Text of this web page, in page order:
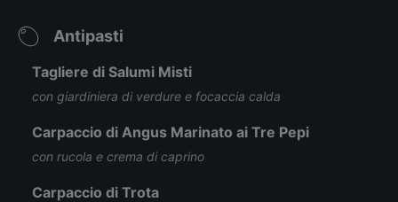
Antipasti
Tagliere di Salumi Misti
con giardiniera di verdure e focaccia calda
Carpaccio di Angus Marinato ai Tre Pepi
con rucola e crema di caprino
Carpaccio di Trota